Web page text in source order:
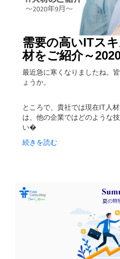
需要の高いITス
材をご紹介～
最近急に寒くなりましたね。
ょうか。
ところで、貴社では現在IT人
は、他の企業ではどのような
い�
続きを読む